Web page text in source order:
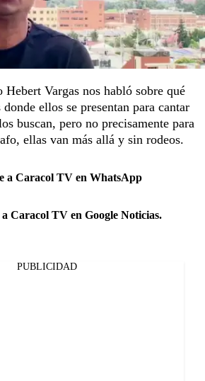
Vargas nos habló sobre qué
ellos se presentan para cantar
buscan, pero no precisamente para
ellas van más allá y sin rodeos.
a Caracol TV en WhatsApp
a Caracol TV en Google Noticias.
PUBLICIDAD